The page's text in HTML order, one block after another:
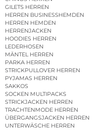
GILETS HERREN
HERREN BUSINESSHEMDEN
HERREN HEMDEN
HERRENJACKEN
HOODIES HERREN
LEDERHOSEN
MÄNTEL HERREN
PARKA HERREN
STRICKPULLOVER HERREN
PYJAMAS HERREN
SAKKOS
SOCKEN MULTIPACKS
STRICKJACKEN HERREN
TRACHTENMODE HERREN
ÜBERGANGSJACKEN HERREN
UNTERWÄSCHE HERREN